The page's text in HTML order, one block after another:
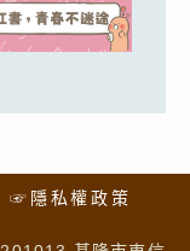
☞隱私權政策